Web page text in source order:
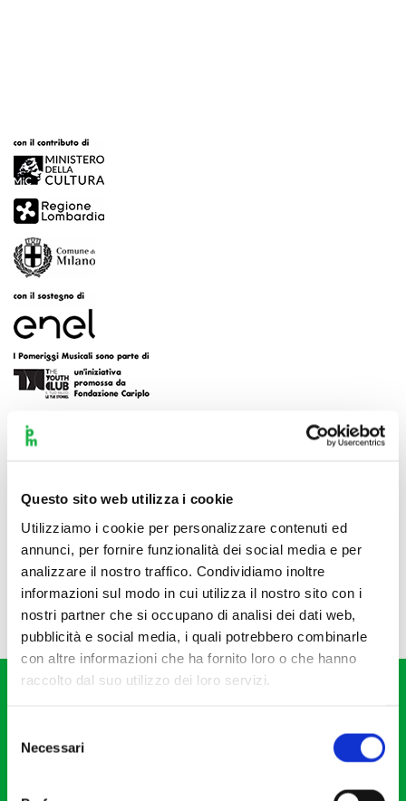
Questo sito web utilizza i cookie
Utilizziamo i cookie per personalizzare contenuti ed
annunci, per fornire funzionalità dei social media e per
analizzare il nostro traffico. Condividiamo inoltre
informazioni sul modo in cui utilizza il nostro sito con i
nostri partner che si occupano di analisi dei dati web,
pubblicità e social media, i quali potrebbero combinarle
con altre informazioni che ha fornito loro o che hanno
raccolto dal suo utilizzo dei loro servizi.
delNecessari